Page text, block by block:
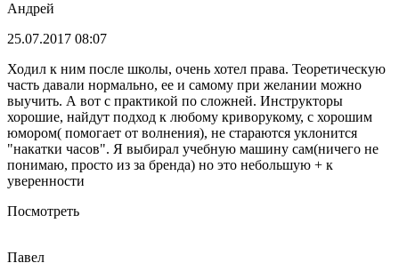
Андрей
25.07.2017 08:07
Ходил к ним после школы, очень хотел права. Теоретическую
часть давали нормально, ее и самому при желании можно
выучить. А вот с практикой по сложней. Инструкторы
хорошие, найдут подход к любому криворукому, с хорошим
юмором( помогает от волнения), не стараются уклонится
"накатки часов". Я выбирал учебную машину сам(ничего не
понимаю, просто из за бренда) но это небольшую + к
уверенности
Посмотреть
Павел